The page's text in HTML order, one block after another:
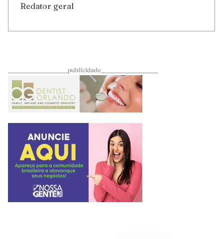
Redator geral
____________________publicidade___________________